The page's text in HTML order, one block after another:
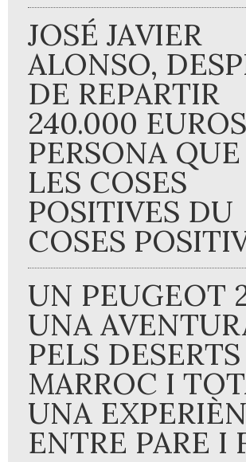
JOSÉ JAVIER
ALONSO,
DE REPARTIR
240.000
PERSONA
LES COSES
POSITIVES DU
COSES
UN PEUGEOT
UNA
PELS
MARROC I
UNA
ENTRE PARE I